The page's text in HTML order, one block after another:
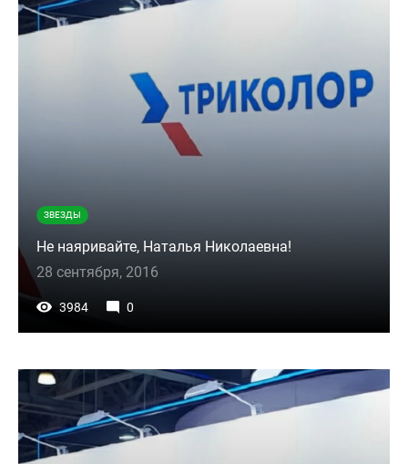
ЗВЕЗДЫ
Не наяривайте, Наталья Николаевна!
28 сентября, 2016
3984 0